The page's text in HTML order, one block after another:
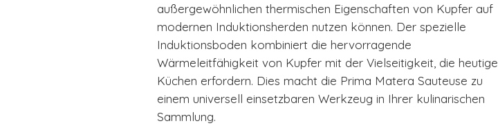
außergewöhnlichen thermischen Eigenschaften von Kupfer auf
modernen Induktionsherden nutzen können. Der spezielle
Induktionsboden kombiniert die hervorragende
Wärmeleitfähigkeit von Kupfer mit der Vielseitigkeit, die heutige
Küchen erfordern. Dies macht die Prima Matera Sauteuse zu
einem universell einsetzbaren Werkzeug in Ihrer kulinarischen
Sammlung.